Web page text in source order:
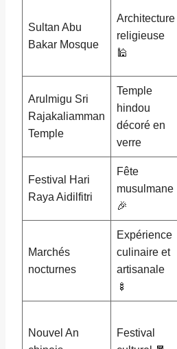
Sultan Abu
Bakar Mosque
Architecture
religieuse
🕌
Arulmigu Sri
Rajakaliamman
Temple
Temple
hindou
décoré en
verre
Festival Hari
Raya Aidilfitri
Fête
musulmane
🎉
Marchés
nocturnes
Expérience
culinaire et
artisanale
🍢
Nouvel An
Festival